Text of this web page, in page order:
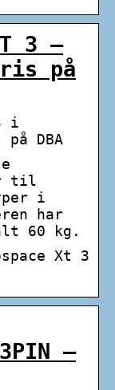
3 –
på
i
DBA
til
i
har
60 kg.
Xt 3
–